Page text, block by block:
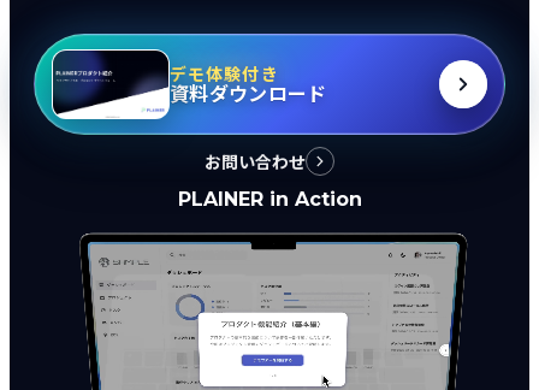
デモ体験付き
資料ダウンロード
お問い合わせ
PLAINER in Action